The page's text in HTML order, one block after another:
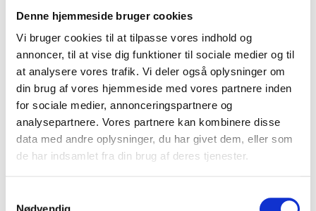
Denne hjemmeside bruger cookies
Vi bruger cookies til at tilpasse vores indhold og
annoncer, til at vise dig funktioner til sociale medier og til
at analysere vores trafik. Vi deler også oplysninger om
din brug af vores hjemmeside med vores partnere inden
for sociale medier, annonceringspartnere og
analysepartnere. Vores partnere kan kombinere disse
data med andre oplysninger, du har givet dem, eller som
de har indsamlet fra din brug af deres tjenester.
Nødvendig
Et stort antal af børn og unge af begge køn er også stjålet af
deres naboer, mens der er fremmede steder eller i skovene
(…) Eller når deres forældre sender dem ud i kornmarkerne
for at skræmme fugle væk. (…)
I tider med nød og sult, vil mange af disse mennesker
sælge sig selv for at overleve og undgå at sulte (…) Nogle
sorte skaffer også slaver fra meget fjerntliggende lande,
hvor de er købt for genstande af ringe værdi. Men disse
slaver er generelt fattige og svage på grund af de den